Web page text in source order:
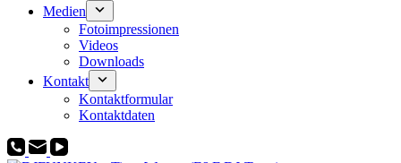
Medien
Fotoimpressionen
Videos
Downloads
Kontakt
Kontaktformular
Kontaktdaten